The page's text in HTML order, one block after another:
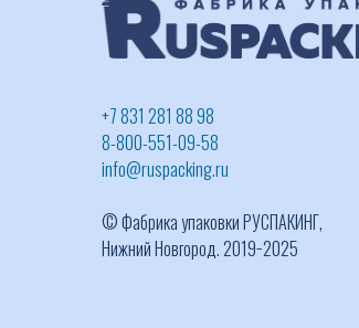
+7 831 281 88 98
8-800-551-09-58
info@ruspacking.ru
© Фабрика упаковки РУСПАКИНГ,
Нижний Новгород. 2019−2025